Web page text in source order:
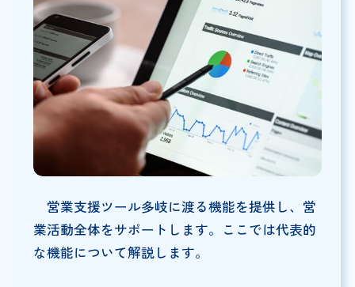
営業支援ツール多岐に渡る機能を提供し、営
業活動全体をサポートします。ここでは代表的
な機能について解説します。